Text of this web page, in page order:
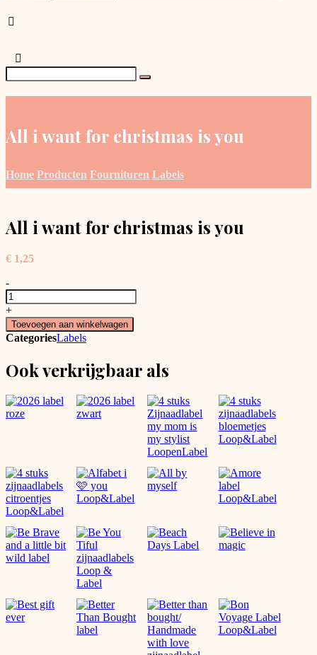
All i want for christmas is you
Home Producten Fournituren Labels
All i want for christmas is you
€ 1,25
-
All
i
want
for
christmas
you
+
Toevoegen aan winkelwagen
CategoriesLabels
Ook verkrijgbaar als